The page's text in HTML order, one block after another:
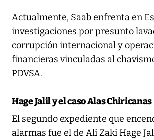
Actualmente, Saab enfrenta en
investigaciones por presunto
corrupción internacional y
financieras vinculadas al
PDVSA.
Hage Jalil y el caso Alas Chiricanas
El segundo expediente que
alarmas fue el de Ali Zaki Hage